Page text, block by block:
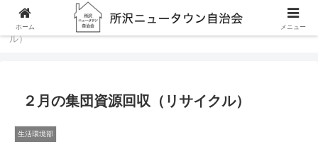
生活環境部
２月の集団資源回収（リサイク
ル）
２月の集団資源回収（リサイクル）
生活環境部
ホーム メニュー